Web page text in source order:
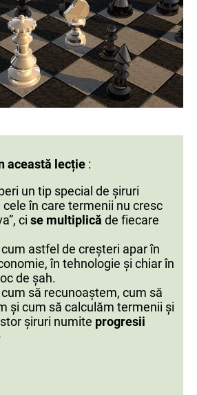
această lecție :
un tip special de șiruri
în care termenii nu cresc
ci se multiplică de fiecare
astfel de creșteri apar în
în tehnologie și chiar în
de șah.
să recunoaștem, cum să
și cum să calculăm termenii și
șiruri numite progresii